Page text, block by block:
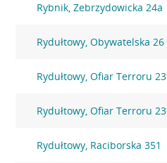
Rybnik, Zebrzydowicka 24a
Rydułtowy, Obywatelska 26
Rydułtowy, Ofiar Terroru 23
Rydułtowy, Ofiar Terroru 23
Rydułtowy, Raciborska 351